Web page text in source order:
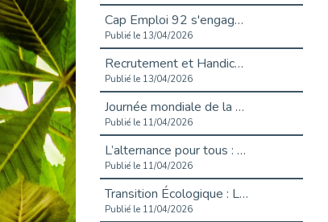
Cap Emploi 92 s'engage pour la santé mentale : La formation PSSM au cœur de l'accompagnement
Publié le 13/04/2026
Recrutement et Handicap : Et si vous testiez avant de vous engager ?
Publié le 13/04/2026
Journée mondiale de la maladie de Parkinson : Mieux comprendre pour mieux accompagner
Publié le 11/04/2026
L’alternance pour tous : Cap Emploi 92 et Seine Ouest Entreprise et Emploi mobilisés à Boulogne-Billancourt
Publié le 11/04/2026
Transition Écologique : Les Cap Emploi 75,92 et 93 s’engagent pour un Numérique Responsable
Publié le 11/04/2026